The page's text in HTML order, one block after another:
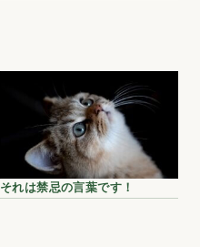
それは禁忌の言葉です！